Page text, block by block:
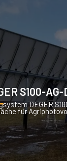
S100-AG-
DEGER
für